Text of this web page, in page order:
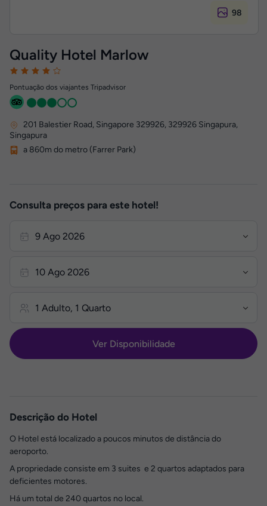
98
Quality Hotel Marlow
Pontuação dos viajantes Tripadvisor
201 Balestier Road, Singapore 329926, 329926 Singapura,
Singapura
a 860m do metro (Farrer Park)
Consulta preços para este hotel!
Ver Disponibilidade
Descrição do Hotel
O Hotel está localizado a poucos minutos de distância do
aeroporto.
A propriedade consiste em 3 suites e 2 quartos adaptados para
deficientes motores.
Há um total de 240 quartos no local.